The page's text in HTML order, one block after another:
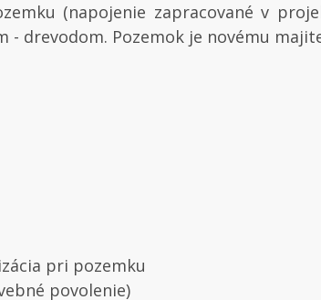
(napojenie zapracované v
- drevodom. Pozemok je novému
pri pozemku
povolenie)